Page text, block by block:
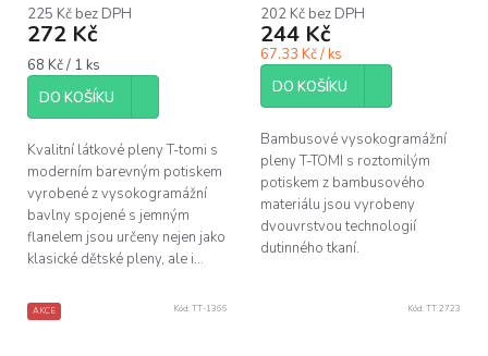
produktu
je
z
hvězdiček.
225 Kč bez DPH
272 Kč
Měrná
cena:
68 Kč / 1 ks
DO KOŠÍKU
Kvalitní látkové pleny T-tomi s
moderním barevným potiskem
vyrobené z vysokogramážní
bavlny spojené s jemným
flanelem jsou určeny nejen jako
klasické dětské pleny, ale i...
202 Kč bez DPH
244 Kč
67.33 Kč / ks
DO KOŠÍKU
Bambusové vysokogramážní
pleny T-TOMI s roztomilým
potiskem z bambusového
materiálu jsou vyrobeny
dvouvrstvou technologií
dutinného tkaní.
AKCE Kód: TT-1366 Kód: TT 2723